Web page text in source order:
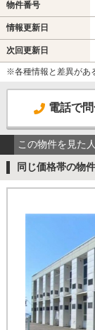
物件番号
情報更新日
次回更新日
※各種情報と差異があ
電話で
この物件を見た
同じ価格帯の物